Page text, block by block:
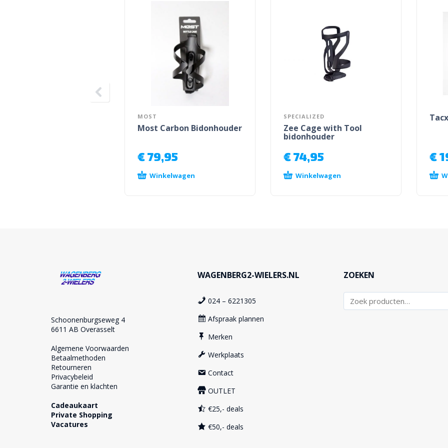
MOST
Most Carbon Bidonhouder
€79,95
Winkelwagen
SPECIALIZED
Zee Cage with Tool
bidonhouder
€74,95
Winkelwagen
€
Schoonenburgseweg 4
6611 AB Overasselt
Algemene Voorwaarden
Betaalmethoden
Retourneren
Privacybeleid
Garantie en klachten
Cadeaukaart
Private Shopping
Vacatures
WAGENBERG2-WIELERS.NL
024 – 6221305
Afspraak plannen
Merken
Werkplaats
Contact
OUTLET
€25,- deals
€50,- deals
ZOEKEN